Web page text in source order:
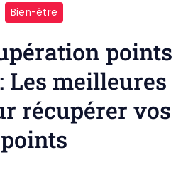
Bien-être
points
Les meilleures
récupérer vos
points